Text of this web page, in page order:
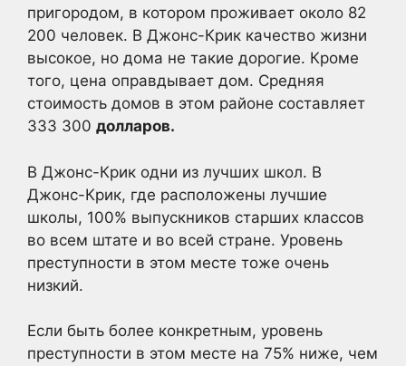
пригородом, в котором проживает около 82
200 человек. В Джонс-Крик качество жизни
высокое, но дома не такие дорогие. Кроме
того, цена оправдывает дом. Средняя
стоимость домов в этом районе составляет
333 300 долларов.
В Джонс-Крик одни из лучших школ. В
Джонс-Крик, где расположены лучшие
школы, 100% выпускников старших классов
во всем штате и во всей стране. Уровень
преступности в этом месте тоже очень
низкий.
Если быть более конкретным, уровень
преступности в этом месте на 75% ниже, чем